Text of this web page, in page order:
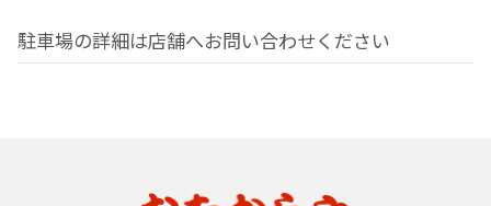
駐車場の詳細は店舗へお問い合わせください